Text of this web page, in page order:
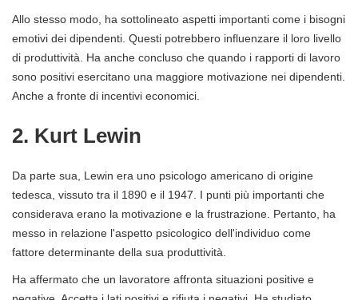
Allo stesso modo, ha sottolineato aspetti importanti come i bisogni
emotivi dei dipendenti. Questi potrebbero influenzare il loro livello
di produttività. Ha anche concluso che quando i rapporti di lavoro
sono positivi esercitano una maggiore motivazione nei dipendenti.
Anche a fronte di incentivi economici.
2. Kurt Lewin
Da parte sua, Lewin era uno psicologo americano di origine
tedesca, vissuto tra il 1890 e il 1947. I punti più importanti che
considerava erano la motivazione e la frustrazione. Pertanto, ha
messo in relazione l'aspetto psicologico dell'individuo come
fattore determinante della sua produttività.
Ha affermato che un lavoratore affronta situazioni positive e